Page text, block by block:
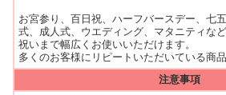
お宮参り、百日祝、ハーフバースデー、七
式、成人式、ウエディング、マタニティな
祝いまで幅広くお使いいただけます。
多くのお客様にリピートいただいている商品
注意事項